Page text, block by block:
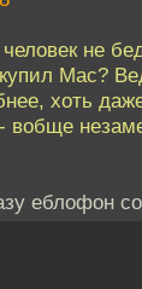
не
Mac?
хоть
вобще
еблофон